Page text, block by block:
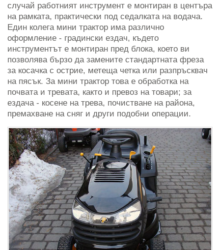
случай работният инструмент е монтиран в центъра
на рамката, практически под седалката на водача.
Един колега мини трактор има различно
оформление - градински ездач, където
инструментът е монтиран пред блока, което ви
позволява бързо да замените стандартната фреза
за косачка с острие, метеща четка или разпръсквач
на пясък. За мини трактор това е обработка на
почвата и тревата, както и превоз на товари; за
ездача - косене на трева, почистване на района,
премахване на сняг и други подобни операции.